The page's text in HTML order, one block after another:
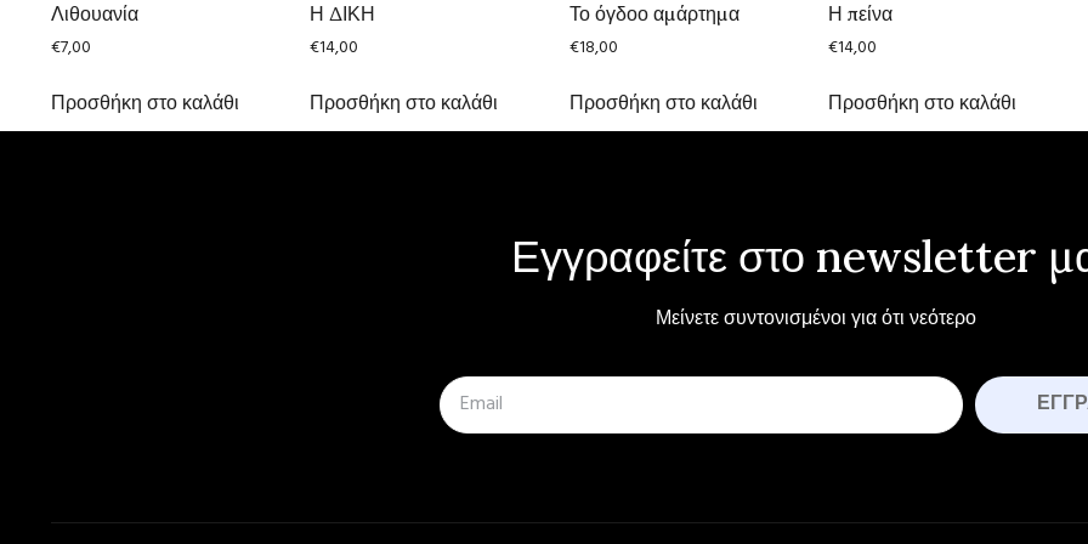
Λιθουανία
€7,00
Προσθήκη στο καλάθι
Η ΔΙΚΗ
€14,00
Προσθήκη στο καλάθι
Το όγδοο αμάρτημα
€18,00
Προσθήκη στο καλάθι
Η πείνα
€14,00
Προσθήκη στο καλάθι
Εγγραφείτε στο newsletter
Μείνετε συντονισμένοι για ότι νεότερο